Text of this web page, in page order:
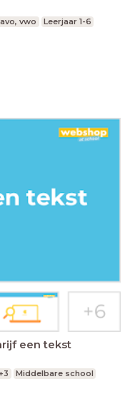
vwo Leerjaar 1-6
een tekst
Middelbare school